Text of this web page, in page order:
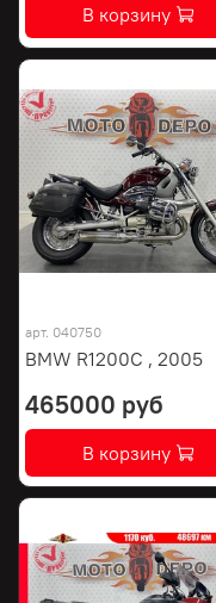
В корзину
арт. 040750
BMW R1200C , 2005
465000 руб
В корзину